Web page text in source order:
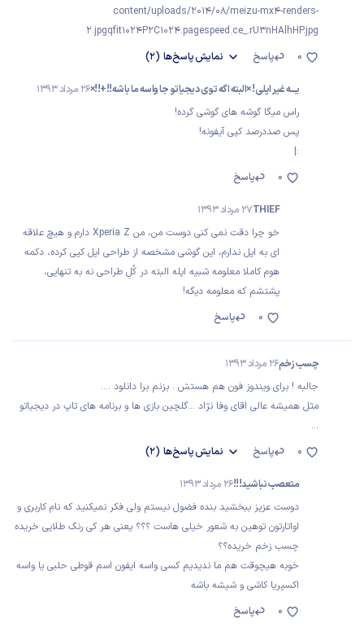
content/uploads/2014/08/meizu-mx4-renders-
2.jpgqfit1024P2C1024.pagespeed.ce_.rU3nHAlhHP.jpg
پاسخ
نمایشپاسخ‌ها (2) 0
یــــه غیر اپلی! ×البته اگه توی دیجیاتو جا واسه ما باشه!!+!!×26 مرداد 1393
راس میگا گوشه های گوشی گرده!
پس صددرصد کپی آیفونه!
:|
پاسخ
0
THIEF27 مرداد 1393
خو چرا دقت نمی کنی دوست من، من Xperia Z دارم و هیچ علاقه
ای به اپل ندارم، این گوشی مشخصه از طراحی اپل کپی کرده، دکمه
هوم کاملا معلومه شبیه اپله البته در کُلِ طراحی نه به تنهایی،
پشتشم که معلومه دیگه!
پاسخ
0
چسب زخم26 مرداد 1393
جالبه ! برای ویندوز فون هم هستش . بزنم برا دانلود ....
مثل همیشه عالی اقای وفا نژاد ...گلچین بازی ها و برنامه های تاپ در دیجیاتو
...
پاسخ
نمایشپاسخ‌ها (2) 0
متعصب نباشید!!!26 مرداد 1393
دوست عزیز ببخشید بنده فضول نیستم ولی فکر نمیکنید که نام کاربری و
اواتارتون توهین به شعور خیلی هاست ؟؟؟ یعنی هر کی رنگ طلایی خریده
چسب زخم خریده؟؟
خوبه هیچوقت هم ما ندیدیم کسی واسه ایفون اسم قوطی حلبی یا واسه
اکسپریا کاشی و شیشه باشه
پاسخ
0